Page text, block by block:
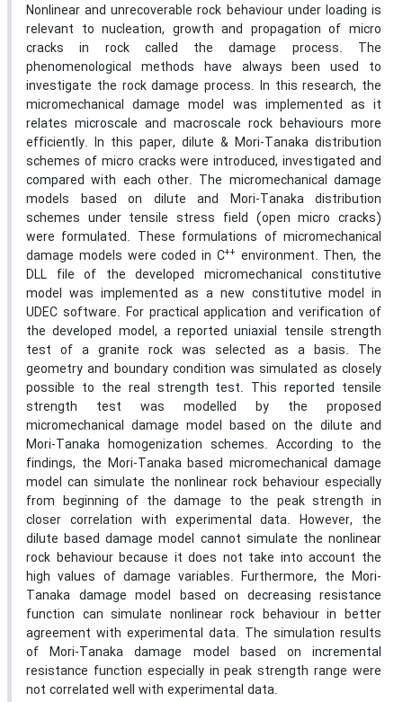
Nonlinear and unrecoverable rock behaviour under loading is
relevant to nucleation, growth and propagation of micro
cracks in rock called the damage process. The
phenomenological methods have always been used to
investigate the rock damage process. In this research, the
micromechanical damage model was implemented as it
relates microscale and macroscale rock behaviours more
efficiently. In this paper, dilute & Mori-Tanaka distribution
schemes of micro cracks were introduced, investigated and
compared with each other. The micromechanical damage
models based on dilute and Mori-Tanaka distribution
schemes under tensile stress field (open micro cracks)
were formulated. These formulations of micromechanical
damage models were coded in C++ environment. Then, the
DLL file of the developed micromechanical constitutive
model was implemented as a new constitutive model in
UDEC software. For practical application and verification of
the developed model, a reported uniaxial tensile strength
test of a granite rock was selected as a basis. The
geometry and boundary condition was simulated as closely
possible to the real strength test. This reported tensile
strength test was modelled by the proposed
micromechanical damage model based on the dilute and
Mori-Tanaka homogenization schemes. According to the
findings, the Mori-Tanaka based micromechanical damage
model can simulate the nonlinear rock behaviour especially
from beginning of the damage to the peak strength in
closer correlation with experimental data. However, the
dilute based damage model cannot simulate the nonlinear
rock behaviour because it does not take into account the
high values of damage variables. Furthermore, the Mori-
Tanaka damage model based on decreasing resistance
function can simulate nonlinear rock behaviour in better
agreement with experimental data. The simulation results
of Mori-Tanaka damage model based on incremental
resistance function especially in peak strength range were
not correlated well with experimental data.